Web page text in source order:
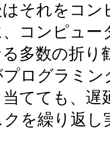
それをコ
コンピュ
多数の折
プログラミ
当てても、
を繰り返